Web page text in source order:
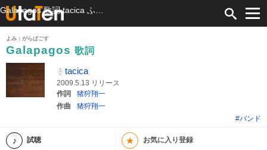
よみ：がらぱごす
Galapagos 歌詞
tacica
2009.5.13 リリース
作詞
猪狩翔一
作曲
猪狩翔一
#バンド
試聴 ★ お気に入り登録